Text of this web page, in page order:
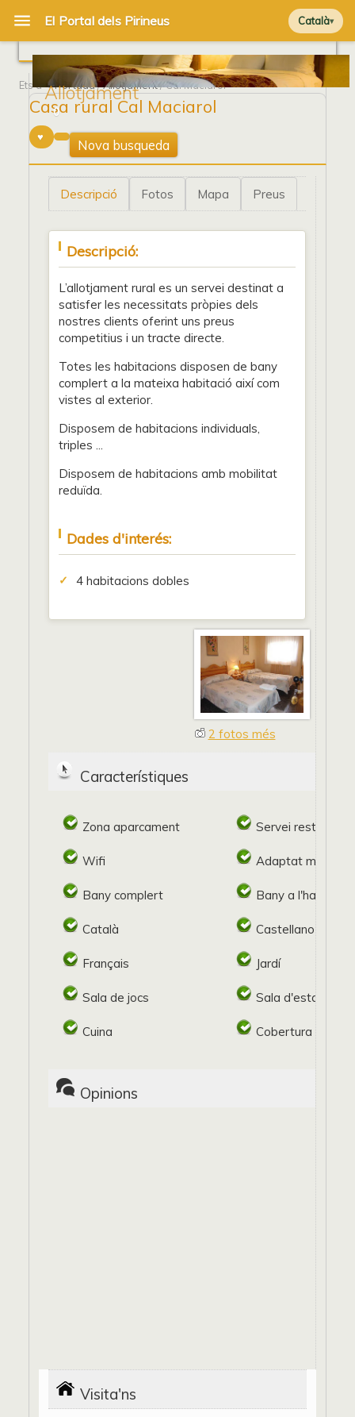
Català
Allotjament
Ets a Portada/Allotjament/ Cal Maciarol
Casa rural Cal Maciarol
0
Nova busqueda
Descripció Fotos Mapa Preus
Descripció:
L’allotjament rural es un servei destinat a
satisfer les necessitats pròpies dels
nostres clients oferint uns preus
competitius i un tracte directe.
Totes les habitacions disposen de bany
complert a la mateixa habitació així com
vistes al exterior.
Disposem de habitacions individuals,
triples ...
Disposem de habitacions amb mobilitat
reduïda.
Dades d'interés:
4 habitacions dobles
2 fotos més
Característiques
Zona aparcament Servei restaurant
Wifi Adaptat
Bany complert Bany a l'habitació
Català Castellano
Français Jardí
Sala de jocs Sala d'estar
Cuina Cobertura mòbil
Opinions
Visita'ns